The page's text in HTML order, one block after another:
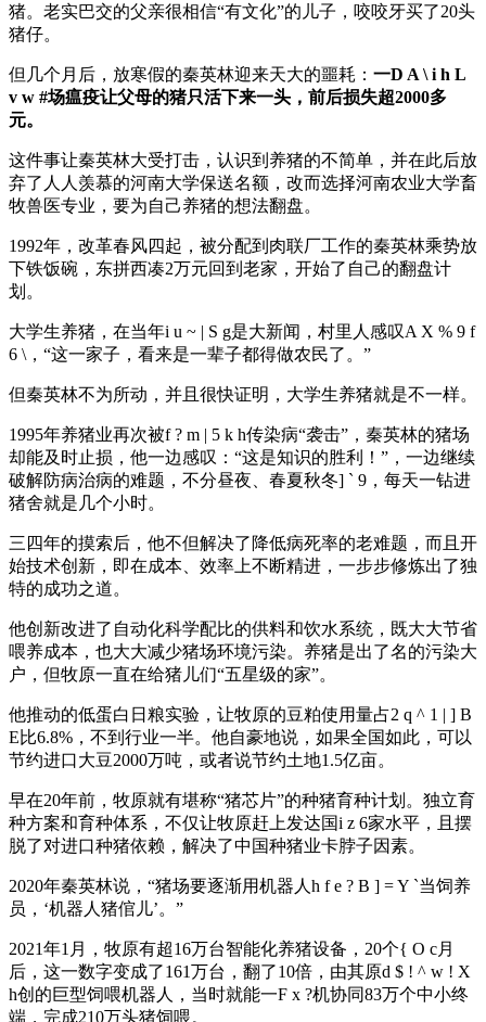
猪。老实巴交的父亲很相信“有文化”的儿子，咬咬牙买了20头
猪仔。
但几个月后，放寒假的秦英林迎来天大的噩耗： 一D A \ i h L
v w #场瘟疫让父母的猪只活下来一头，前后损失超2000多
元。
这件事让秦英林大受打击，认识到养猪的不简单，并在此后放
弃了人人羡慕的河南大学保送名额，改而选择河南农业大学畜
牧兽医专业，要为自己养猪的想法翻盘。
1992年，改革春风四起，被分配到肉联厂工作的秦英林乘势放
下铁饭碗，东拼西凑2万元回到老家，开始了自己的翻盘计
划。
大学生养猪，在当年i u ~ | S g是大新闻，村里人感叹A X % 9 f
6 \ ，“这一家子，看来是一辈子都得做农民了。”
但秦英林不为所动，并且很快证明，大学生养猪就是不一样。
1995年养猪业再次被f ? m | 5 k h传染病“袭击”，秦英林的猪场
却能及时止损，他一边感叹：“这是知识的胜利！”，一边继续
破解防病治病的难题，不分昼夜、春夏秋冬] ` 9 ，每天一钻进
猪舍就是几个小时。
三四年的摸索后，他不但解决了降低病死率的老难题，而且开
始技术创新，即在成本、效率上不断精进，一步步修炼出了独
特的成功之道。
他创新改进了自动化科学配比的供料和饮水系统，既大大节省
喂养成本，也大大减少猪场环境污染。养猪是出了名的污染大
户，但牧原一直在给猪儿们“五星级的家”。
他推动的低蛋白日粮实验，让牧原的豆粕使用量占2 q ^ 1 | ] B
E比6.8%，不到行业一半。他自豪地说，如果全国如此，可以
节约进口大豆2000万吨，或者说节约土地1.5亿亩。
早在20年前，牧原就有堪称“猪芯片”的种猪育种计划。独立育
种方案和育种体系，不仅让牧原赶上发达国i z 6家水平，且摆
脱了对进口种猪依赖，解决了中国种猪业卡脖子因素。
2020年秦英林说，“猪场要逐渐用机器人 h f e ? B ] = Y `当饲养
员，‘机器人猪倌儿’。”
2021年1月，牧原有超16万台智能化养猪设备，20个{ O c月
后，这一数字变成了161万台，翻了10倍，由其原d $ ! ^ w ! X
h创的巨型饲喂机器人，当时就能一F x ?机协同83万个中小终
端，完成210万头猪饲喂。